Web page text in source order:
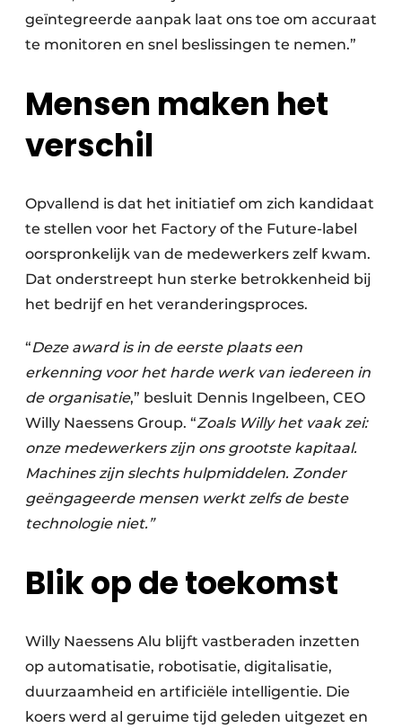
geïntegreerde aanpak laat ons toe om accuraat
te monitoren en snel beslissingen te nemen.”
Mensen maken het
verschil
Opvallend is dat het initiatief om zich kandidaat
te stellen voor het Factory of the Future-label
oorspronkelijk van de medewerkers zelf kwam.
Dat onderstreept hun sterke betrokkenheid bij
het bedrijf en het veranderingsproces.
“Deze award is in de eerste plaats een
erkenning voor het harde werk van iedereen in
de organisatie,” besluit Dennis Ingelbeen, CEO
Willy Naessens Group. “Zoals Willy het vaak zei:
onze medewerkers zijn ons grootste kapitaal.
Machines zijn slechts hulpmiddelen. Zonder
geëngageerde mensen werkt zelfs de beste
technologie niet.”
Blik op de toekomst
Willy Naessens Alu blijft vastberaden inzetten
op automatisatie, robotisatie, digitalisatie,
duurzaamheid en artificiële intelligentie. Die
koers werd al geruime tijd geleden uitgezet en